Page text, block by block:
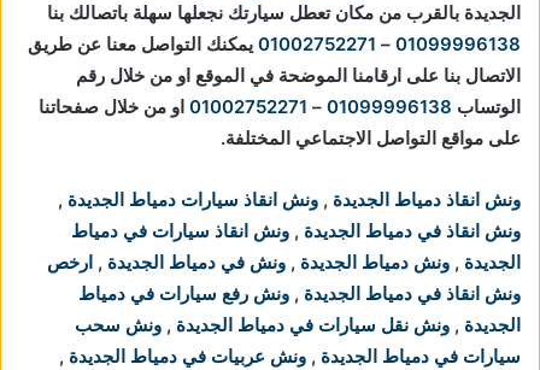
الجديدة بالقرب من مكان تعطل سيارتك نجعلها سهلة باتصالك بنا
01099996138
–
01002752271 يمكنك التواصل معنا عن طريق
الاتصال بنا على ارقامنا الموضحة في الموقع او من خلال رقم
الوتساب 01099996138
–
01002752271 او من خلال صفحاتنا
على مواقع التواصل الاجتماعي المختلفة.
ونش انقاذ دمياط الجديدة , ونش انقاذ سيارات دمياط الجديدة ,
ونش انقاذ في دمياط الجديدة , ونش انقاذ سيارات في دمياط
الجديدة , ونش دمياط الجديدة , ونش في دمياط الجديدة , ارخص
ونش انقاذ في دمياط الجديدة , ونش رفع سيارات في دمياط
الجديدة , ونش نقل سيارات في دمياط الجديدة , ونش سحب
سيارات في دمياط الجديدة , ونش عربيات في دمياط الجديدة ,